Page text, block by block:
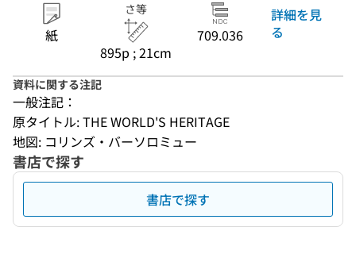
紙
さ等
895p ; 21cm
709.036
詳細を見
る
資料に関する注記
一般注記：
原タイトル: THE WORLD'S HERITAGE
地図: コリンズ・バーソロミュー
書店で探す
書店で探す